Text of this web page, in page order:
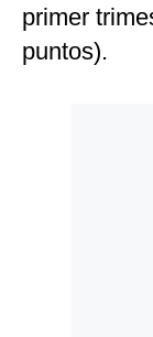
primer
puntos).